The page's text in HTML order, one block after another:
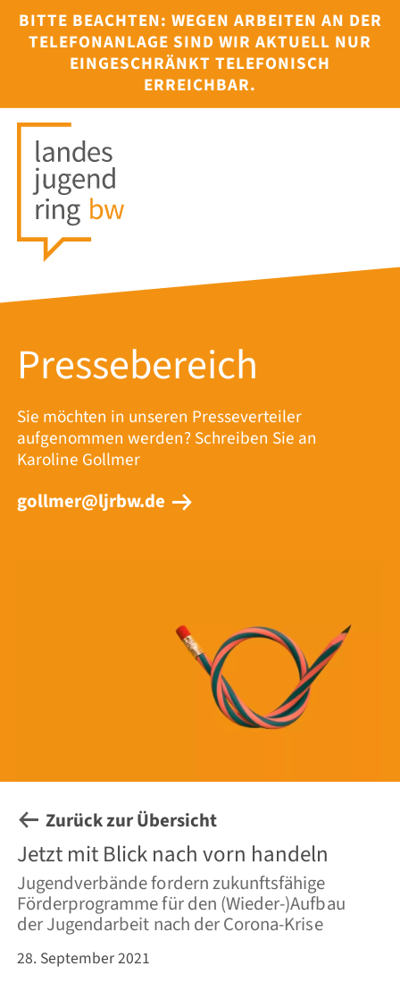
BITTE BEACHTEN: WEGEN ARBEITEN AN DER
TELEFONANLAGE SIND WIR AKTUELL NUR
EINGESCHRÄNKT TELEFONISCH
ERREICHBAR.
Pressebereich
Sie möchten in unseren Presseverteiler
aufgenommen werden? Schreiben Sie an
Karoline Gollmer
gollmer@ljrbw.de
Jetzt mit Blick nach vorn handeln
Jugendverbände fordern zukunftsfähige
Förderprogramme für den (Wieder-)Aufbau
der Jugendarbeit nach der Corona-Krise
28. September 2021
Zurück zur Übersicht